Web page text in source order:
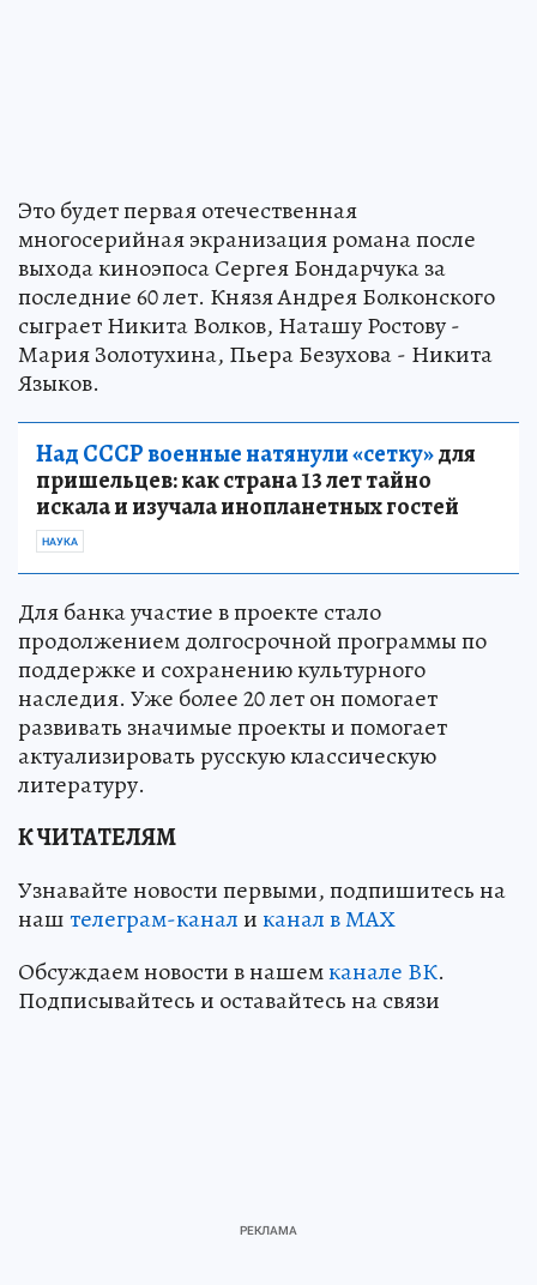
Это будет первая отечественная
многосерийная экранизация романа после
выхода киноэпоса Сергея Бондарчука за
последние 60 лет. Князя Андрея Болконского
сыграет Никита Волков, Наташу Ростову -
Мария Золотухина, Пьера Безухова - Никита
Языков.
Над СССР военные натянули «сетку»для
пришельцев: как страна 13 лет тайно
искала и изучала инопланетных гостей
НАУКА
Для банка участие в проекте стало
продолжением долгосрочной программы по
поддержке и сохранению культурного
наследия. Уже более 20 лет он помогает
развивать значимые проекты и помогает
актуализировать русскую классическую
литературу.
К ЧИТАТЕЛЯМ
Узнавайте новости первыми, подпишитесь на
наштелеграм-каналиканал в МАХ
Обсуждаем новости в нашемканале ВК.
Подписывайтесь и оставайтесь на связи